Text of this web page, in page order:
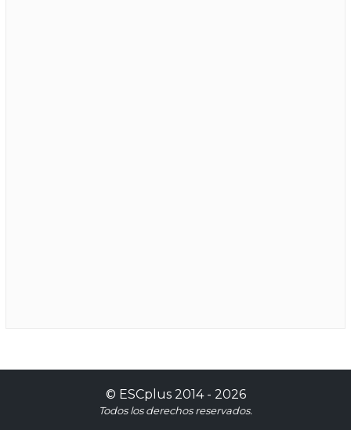
© ESCplus2014 - 2026
Todos los derechos reservados.